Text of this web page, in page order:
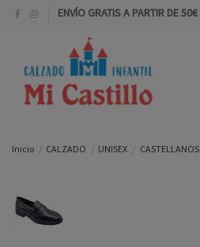
ENVÍO GRATIS A PARTIR DE 50€
Inicio CALZADO UNISEX CASTELLANOS